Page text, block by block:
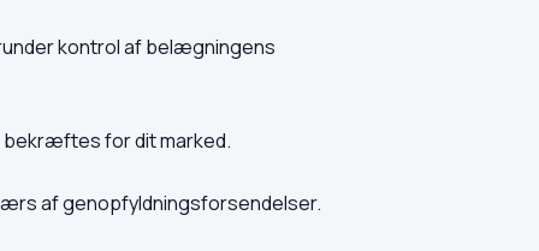
kontrol af belægningens
bekræftes for dit marked.
af genopfyldningsforsendelser.